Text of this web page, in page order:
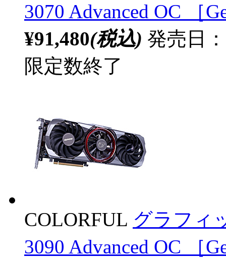
3070 Advanced OC ［
¥91,480(税込) 発売日
限定数終了
COLORFUL グラフィ
3090 Advanced OC ［